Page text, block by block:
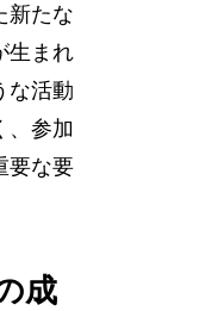
新たな
生まれ
な活動
、参加
要な要
成